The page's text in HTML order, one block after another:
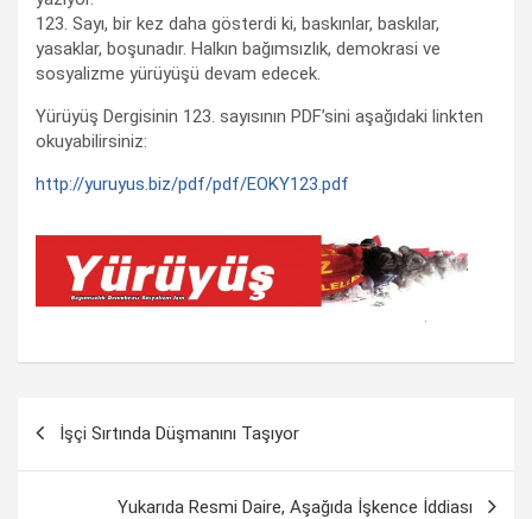
123. Sayı, bir kez daha gösterdi ki, baskınlar, baskılar,
yasaklar, boşunadır. Halkın bağımsızlık, demokrasi ve
sosyalizme yürüyüşü devam edecek.
Yürüyüş Dergisinin 123. sayısının PDF’sini aşağıdaki linkten
okuyabilirsiniz:
http://yuruyus.biz/pdf/pdf/EOKY123.pdf
Yazı
dolaşımı
İşçi Sırtında Düşmanını Taşıyor
Yukarıda Resmi Daire, Aşağıda İşkence İddiası